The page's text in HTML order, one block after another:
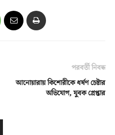
পরবর্তী নিবন্ধ
আনোয়ারায় কিশোরীকে ধর্ষণ চেষ্টার
অভিযোগ, যুবক গ্রেপ্তার